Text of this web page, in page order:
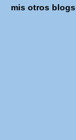
mis otros blogs